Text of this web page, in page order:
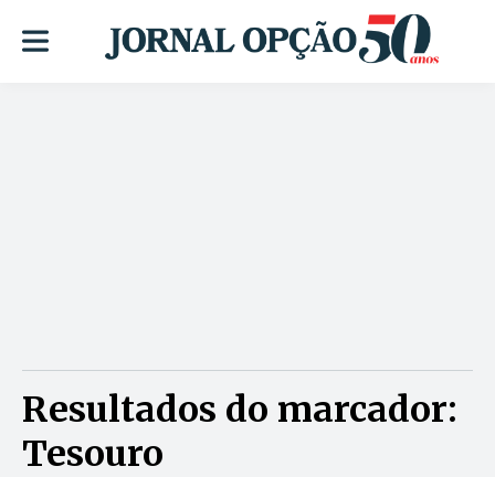
Resultados do marcador:
Tesouro